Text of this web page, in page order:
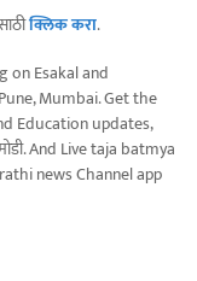
क्लिक करा.
on Esakal and
Mumbai. Get the
Education updates,
And Live taja batmya
news Channel app